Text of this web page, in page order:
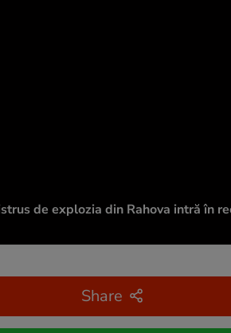
de explozia din Rahova intră în
Share